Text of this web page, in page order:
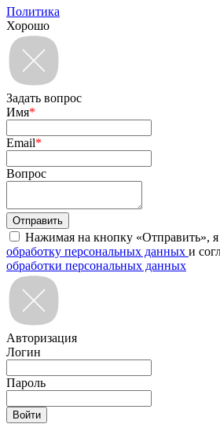
Политика
Хорошо
Задать вопрос
Имя*
Email*
Вопрос
Нажимая на кнопку «Отправить», я
обработку персональных данных и
обработки персональных данных
Авторизация
Логин
Пароль